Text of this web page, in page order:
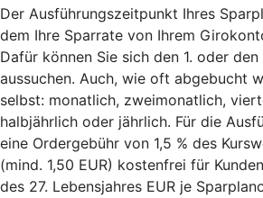
Der Ausführungszeitpunkt Ihres
dem Ihre Sparrate von Ihrem
Dafür können Sie sich den 1. oder
aussuchen. Auch, wie oft abgebucht
selbst: monatlich, zweimonatlich,
halbjährlich oder jährlich. Für die
eine Ordergebühr von 1,5 % des
(mind. 1,50 EUR) kostenfrei für
des 27. Lebensjahres EUR je